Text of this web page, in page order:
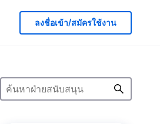
ลงชื่อเข้า/สมัครใช้งาน